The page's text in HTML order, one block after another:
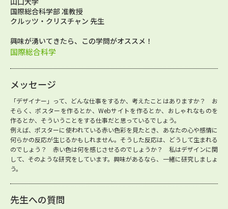
国際総合科学部 准教授
クルッツ・クリスチャン 先生
興味が湧いてきたら、この学問がオススメ！
国際総合科学
メッセージ
「デザイナー」って、どんな仕事をするか、考えたことはありますか？ お
そらく、ポスターを作るとか、Webサイトを作るとか、おしゃれなものを
作るとか、そういうことをする仕事だと思っているでしょう。
例えば、ポスターに使われている赤い色彩を見たとき、あなたの心や感情に
何らかの反応が生じるかもしれません。そうした反応は、どうして生まれる
のでしょう？ 赤い色は何を感じさせるのでしょうか？ 私はデザインに関
して、そのような研究をしています。興味があるなら、一緒に研究しましょ
う。
先生への質問